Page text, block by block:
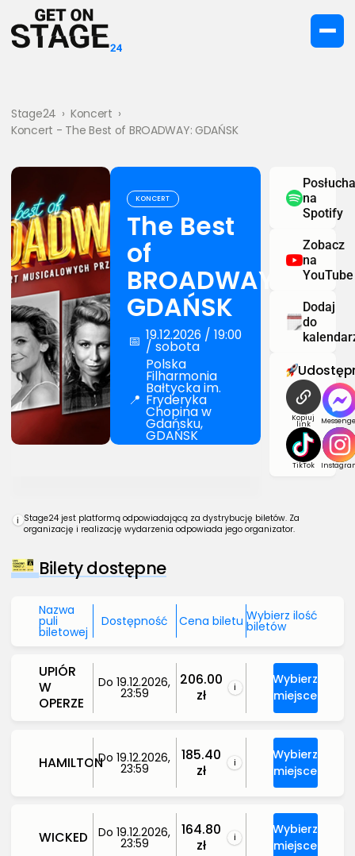
Stage24 › Koncert ›
Koncert - The Best of BROADWAY: GDAŃSK
KONCERT
The Best
of
BROADWAY:
GDAŃSK
📅 19.12.2026 / 19:00
/ sobota
📍
Polska
Filharmonia
Bałtycka im.
Fryderyka
Chopina w
Gdańsku,
GDAŃSK
na
Spotify
Zobacz
na
YouTube
Dodaj
do
Kopiuj
link
TikTok
i Stage24 jest platformą odpowiadającą za dystrybucję biletów. Za
organizację i realizację wydarzenia odpowiada jego organizator.
Bilety dostępne
Nazwa
puli
biletowej
Dostępność Cena biletu Wybierz ilość
biletów
UPIÓR
W
OPERZE
Do 19.12.2026,
23:59
206.00
zł
i
Wybierz
miejsce
HAMILTONDo 19.12.2026,
23:59
185.40
zł
i
Wybierz
miejsce
WICKED Do 19.12.2026,
23:59
164.80
zł
i
Wybierz
miejsce